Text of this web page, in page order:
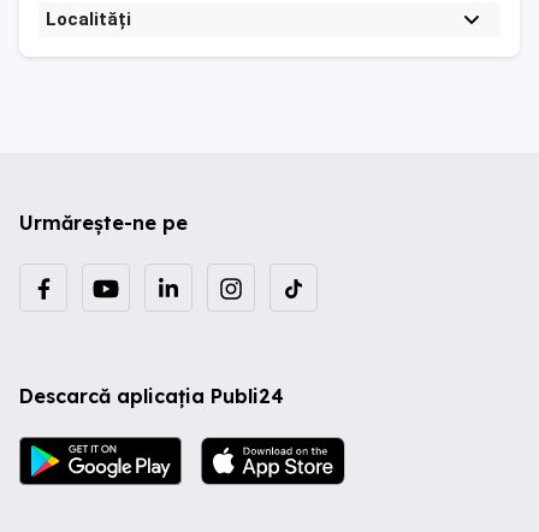
Localități
Urmărește-ne pe
Descarcă aplicația Publi24